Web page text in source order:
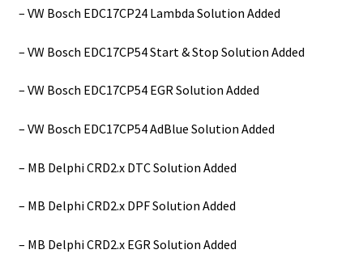
– VW Bosch EDC17CP24 Lambda Solution Added
– VW Bosch EDC17CP54 Start & Stop Solution Added
– VW Bosch EDC17CP54 EGR Solution Added
– VW Bosch EDC17CP54 AdBlue Solution Added
– MB Delphi CRD2.x DTC Solution Added
– MB Delphi CRD2.x DPF Solution Added
– MB Delphi CRD2.x EGR Solution Added